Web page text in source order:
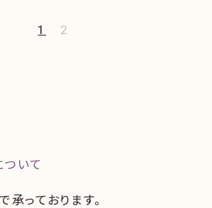
1 2
っております。